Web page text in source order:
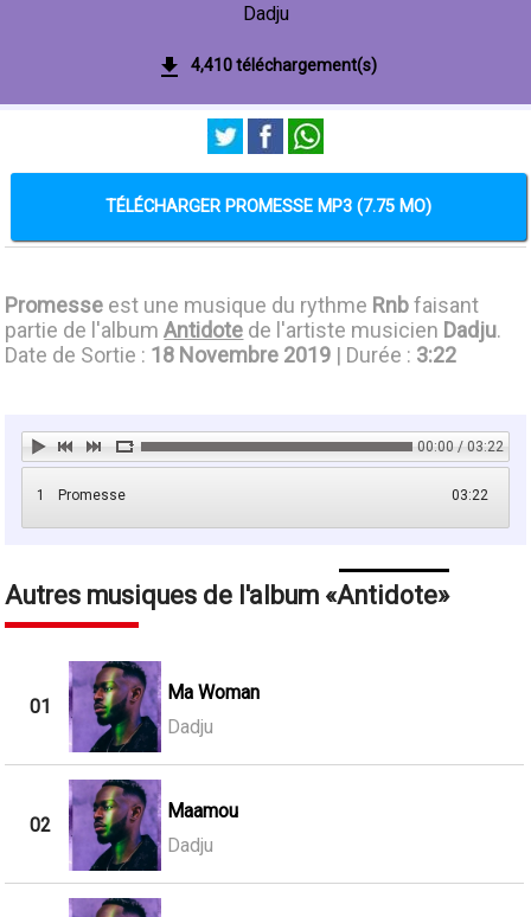
Dadju
4,410 téléchargement(s)
TÉLÉCHARGER PROMESSE MP3 (7.75 MO)
Promesse est une musique du rythme Rnbfaisant
partie de l'albumAntidote de l'artiste musicien Dadju.
Date de Sortie : 18 Novembre 2019 | Durée : 3:22
00:00 / 03:22
1 03:22
Promesse
Autres musiques de l'album Antidote
01
Ma Woman
Dadju
02
Maamou
Dadju